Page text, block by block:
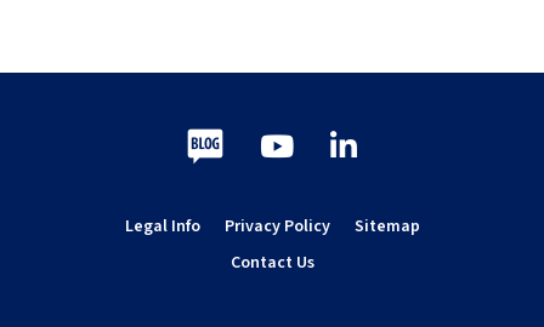
Blog Youtube
LinkedIn
Legal Info Privacy Policy
Sitemap
Contact Us